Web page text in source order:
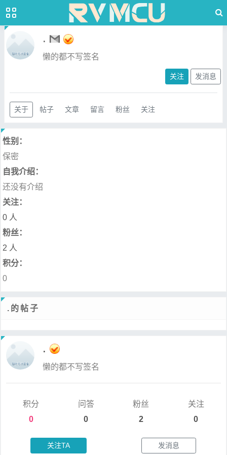
.
懒的都不写签名
关注 发消息
关于 帖子 文章 留言 粉丝 关注
性别：
保密
自我介绍：
还没有介绍
关注：
0 人
粉丝：
2 人
积分：
0
.的帖子
.
懒的都不写签名
积分
0
问答
0
粉丝
2
关注
0
关注TA 发消息